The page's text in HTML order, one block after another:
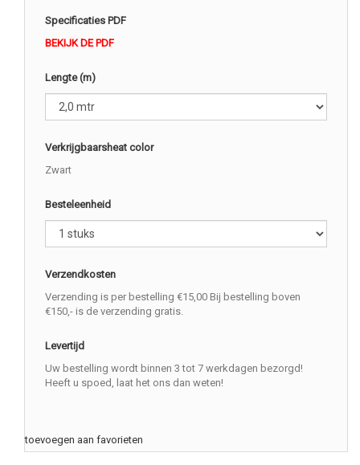
Specificaties PDF
BEKIJK DE PDF
Lengte (m)
Verkrijgbaarsheat color
Zwart
Besteleenheid
Verzendkosten
Verzending is per bestelling €15,00 Bij bestelling boven
€150,- is de verzending gratis.
Levertijd
Uw bestelling wordt binnen 3 tot 7 werkdagen bezorgd!
Heeft u spoed, laat het ons dan weten!
toevoegen aan favorieten